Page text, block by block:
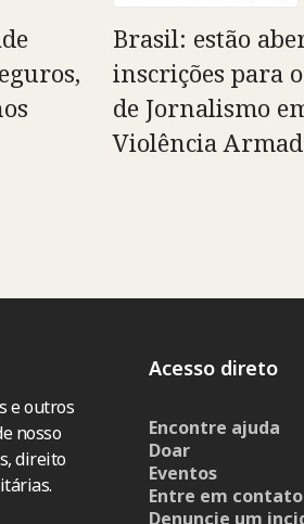
Brasil: estão
inscrições para
de Jornalismo
Violência
e outros
nosso
direito
Acesso direto
Encontre ajuda
Doar
Eventos
Entre em
Denuncie um